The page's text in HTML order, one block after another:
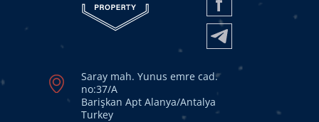
Saray mah. Yunus emre cad.
no:37/A
Barişkan Apt Alanya/Antalya
Turkey